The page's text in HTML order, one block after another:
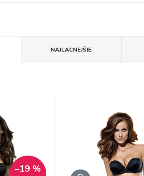
NAJLACNEJŠIE
–19 %